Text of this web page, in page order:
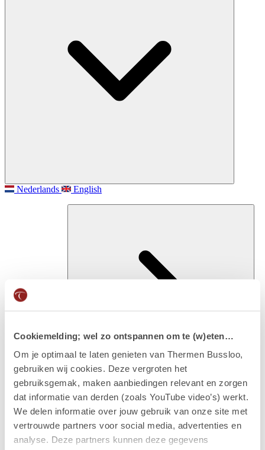
Cookiemelding; wel zo ontspannen om te (w)eten…
Om je optimaal te laten genieten van Thermen Bussloo,
gebruiken wij cookies. Deze vergroten het
gebruiksgemak, maken aanbiedingen relevant en zorgen
dat informatie van derden (zoals YouTube video’s) werkt.
We delen informatie over jouw gebruik van onze site met
vertrouwde partners voor social media, advertenties en
analyse. Deze partners kunnen deze gegevens
Nederlands English
Besuchen
Eintritt & arrangements